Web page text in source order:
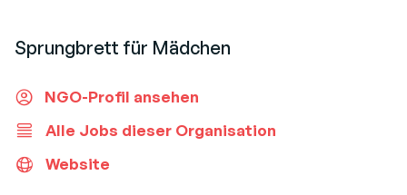
Sprungbrett für Mädchen
NGO-Profil ansehen
Alle Jobs dieser Organisation
Website